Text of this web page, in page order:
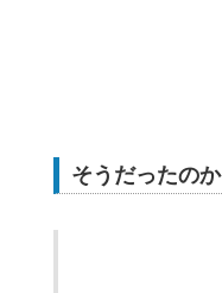
そうだったのか